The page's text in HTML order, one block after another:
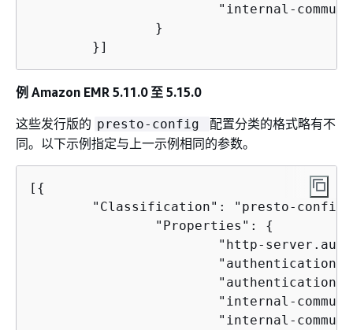
"internal-
                }
        }]
例 Amazon EMR 5.11.0 至 5.15.0
这些发行版的 presto-config
配置分类的格式略有不
同。以下示例指定与上一示例相同的参数。
[ {
"Classification": "presto-
                "Properties":
{
"http-
"internal-
"internal-